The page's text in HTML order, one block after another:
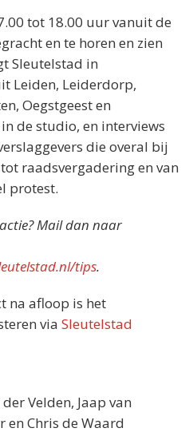
tot 18.00 uur vanuit de
en te horen en zien
Sleutelstad in
Leiden, Leiderdorp,
Oegstgeest en
de studio, en interviews
die overal bij
raadsvergadering en van
protest.
Mail dan naar
tips.
na afloop is het
via Sleutelstad
Velden, Jaap van
Chris de Waard